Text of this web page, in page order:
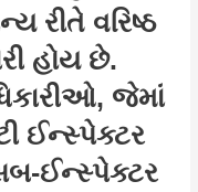
રીતે વરિષ્ઠ
હોય છે.
જેમાં
ઈન્સ્પેક્ટર
ઈન્સ્પેક્ટર